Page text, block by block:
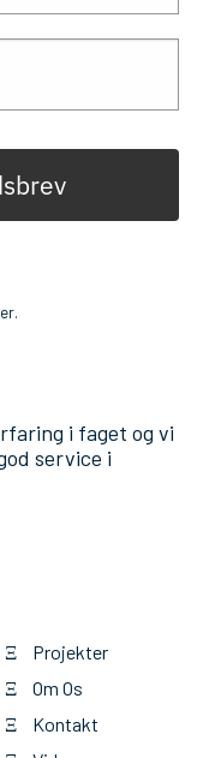
i faget og vi
service i
Ξ Projekter
Ξ Om Os
Ξ Kontakt